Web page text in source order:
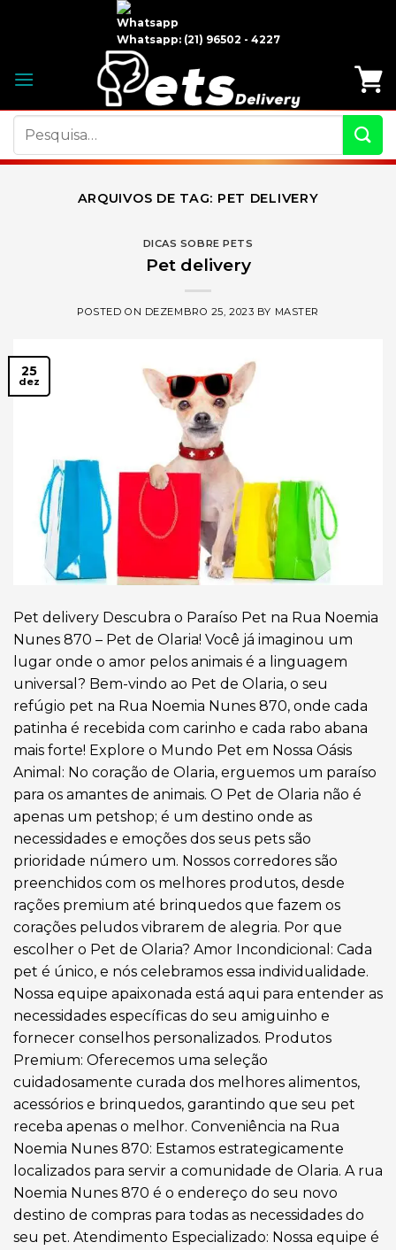
Whatsapp:(21) 96502 - 4227
por:
ARQUIVOS DE TAG: PET DELIVERY
DICAS SOBRE PETS
Pet delivery
POSTED ON DEZEMBRO 25, 2023 BY MASTER
25
dez
Pet delivery Descubra o Paraíso Pet na Rua Noemia
Nunes 870 – Pet de Olaria! Você já imaginou um
lugar onde o amor pelos animais é a linguagem
universal? Bem-vindo ao Pet de Olaria, o seu
refúgio pet na Rua Noemia Nunes 870, onde cada
patinha é recebida com carinho e cada rabo abana
mais forte! Explore o Mundo Pet em Nossa Oásis
Animal: No coração de Olaria, erguemos um paraíso
para os amantes de animais. O Pet de Olaria não é
apenas um petshop; é um destino onde as
necessidades e emoções dos seus pets são
prioridade número um. Nossos corredores são
preenchidos com os melhores produtos, desde
rações premium até brinquedos que fazem os
corações peludos vibrarem de alegria. Por que
escolher o Pet de Olaria? Amor Incondicional: Cada
pet é único, e nós celebramos essa individualidade.
Nossa equipe apaixonada está aqui para entender as
necessidades específicas do seu amiguinho e
fornecer conselhos personalizados. Produtos
Premium: Oferecemos uma seleção
cuidadosamente curada dos melhores alimentos,
acessórios e brinquedos, garantindo que seu pet
receba apenas o melhor. Conveniência na Rua
Noemia Nunes 870: Estamos estrategicamente
localizados para servir a comunidade de Olaria. A rua
Noemia Nunes 870 é o endereço do seu novo
destino de compras para todas as necessidades do
seu pet. Atendimento Especializado: Nossa equipe é